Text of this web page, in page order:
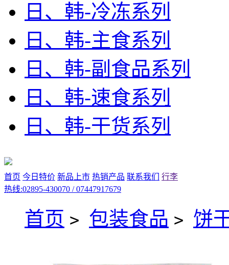
日、韩-冷冻系列
日、韩-主食系列
日、韩-副食品系列
日、韩-速食系列
日、韩-干货系列
首页 今日特价 新品上市 热销产品 联系我们
行李
热线:02895-430070 / 07447917679
首页 > 包装食品 > 饼